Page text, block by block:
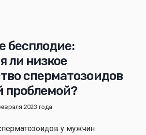
бесплодие:
ли низкое
сперматозоидов
проблемой?
2023 года
у мужчин